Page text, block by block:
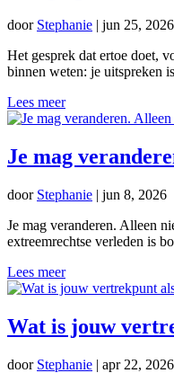
door Stephanie | jun 25, 2026
Het gesprek dat ertoe doet,
binnen weten: je uitspreken
Lees meer
Je mag
door Stephanie | jun 8, 2026
Je mag veranderen. Alleen
extreemrechtse verleden is
Lees meer
Wat is jouw
door Stephanie | apr 22, 2026